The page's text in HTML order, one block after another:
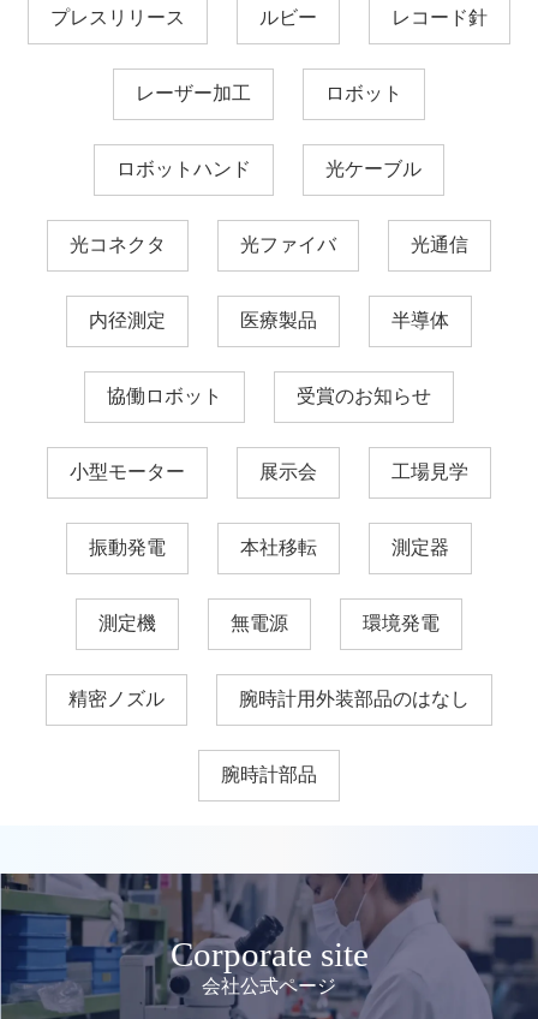
プレスリリース ルビー レコード針
レーザー加工 ロボット
ロボットハンド 光ケーブル
光コネクタ 光ファイバ 光通信
内径測定 医療製品 半導体
協働ロボット 受賞のお知らせ
小型モーター 展示会 工場見学
振動発電 本社移転 測定器
測定機 無電源 環境発電
精密ノズル 腕時計用外装部品のはなし
腕時計部品
Corporate site
会社公式ページ